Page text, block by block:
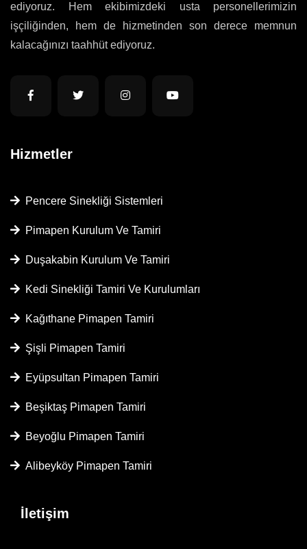
ediyoruz. Hem ekibimizdeki usta personellerimizin
işçiliğinden, hem de hizmetinden son derece memnun
kalacağınızı taahhüt ediyoruz.
Hizmetler
Pencere Sinekliği Sistemleri
Pimapen Kurulum Ve Tamiri
Duşakabin Kurulum Ve Tamiri
Kedi Sinekliği Tamiri Ve Kurulumları
Kağıthane Pimapen Tamiri
Şişli Pimapen Tamiri
Eyüpsultan Pimapen Tamiri
Beşiktaş Pimapen Tamiri
Beyoğlu Pimapen Tamiri
Alibeyköy Pimapen Tamiri
İletişim